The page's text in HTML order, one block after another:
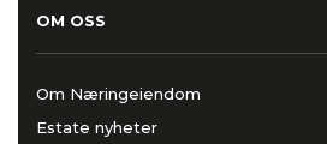
OM OSS
Om Næringeiendom
Estate nyheter